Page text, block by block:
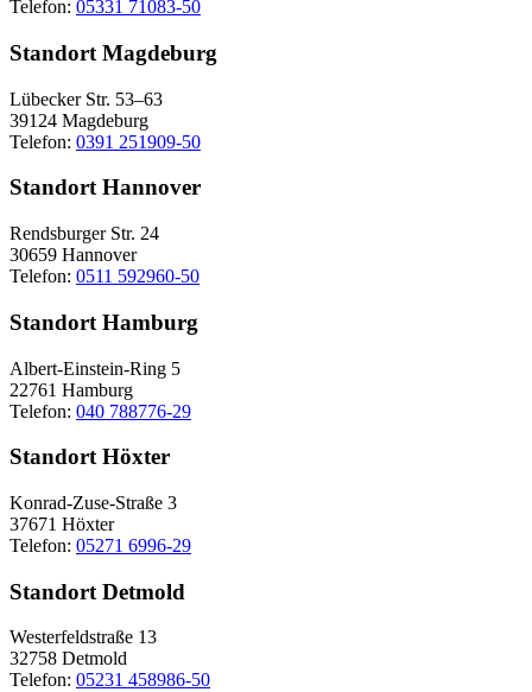
Telefon: 05331 71083-50
Standort Magdeburg
Lübecker Str. 53–63
39124 Magdeburg
Telefon: 0391 251909-50
Standort Hannover
Rendsburger Str. 24
30659 Hannover
Telefon: 0511 592960-50
Standort Hamburg
Albert-Einstein-Ring 5
22761 Hamburg
Telefon: 040 788776-29
Standort Höxter
Konrad-Zuse-Straße 3
37671 Höxter
Telefon: 05271 6996-29
Standort Detmold
Westerfeldstraße 13
32758 Detmold
Telefon: 05231 458986-50